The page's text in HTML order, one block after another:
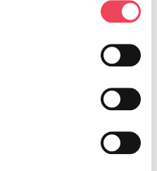
Facebook
LinkedIn